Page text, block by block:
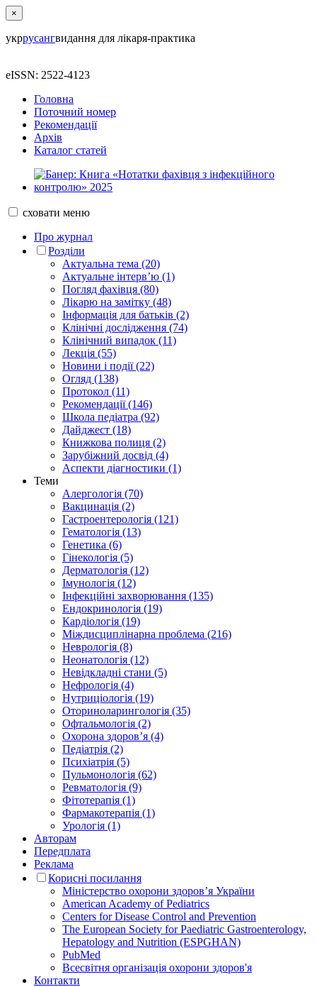
×
укррусангвидання для лікаря-практика
eISSN: 2522-4123
Головна
Поточний номер
Рекомендації
Архів
Каталог статей
сховати меню
Про журнал
Розділи
Актуальна тема (20)
Актуальне інтерв’ю (1)
Погляд фахівця (80)
Лікарю на замітку (48)
Інформація для батьків (2)
Клінічні дослідження (74)
Клінічний випадок (11)
Лекція (55)
Новини і події (22)
Огляд (138)
Протокол (11)
Рекомендації (146)
Школа педіатра (92)
Дайджест (18)
Книжкова полиця (2)
Зарубіжний досвід (4)
Аспекти діагностики (1)
Теми
Алергологія (70)
Вакцинація (2)
Гастроентерологія (121)
Гематологія (13)
Генетика (6)
Гінекологія (5)
Дерматологія (12)
Імунологія (12)
Інфекційні захворювання (135)
Ендокринологія (19)
Кардіологія (19)
Міждисциплінарна проблема (216)
Неврологія (8)
Неонатологія (12)
Невідкладні стани (5)
Нефрологія (4)
Нутриціологія (19)
Оториноларингологія (35)
Офтальмологія (2)
Охорона здоров’я (4)
Педіатрія (2)
Психіатрія (5)
Пульмонологія (62)
Ревматологія (9)
Фітотерапія (1)
Фармакотерапія (1)
Урологія (1)
Авторам
Передплата
Реклама
Корисні посилання
Міністерство охорони здоров’я України
American Academy of Pediatrics
Centers for Disease Control and Prevention
The European Society for Paediatric Gastroenterology,
Hepatology and Nutrition (ESPGHAN)
PubMed
Всесвітня організація охорони здоров'я
Контакти